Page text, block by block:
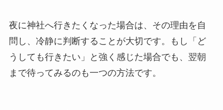
夜に神社へ行きたくなった場合は、その理由を自
問し、冷静に判断することが大切です。もし「ど
うしても行きたい」と強く感じた場合でも、翌朝
まで待ってみるのも一つの方法です。